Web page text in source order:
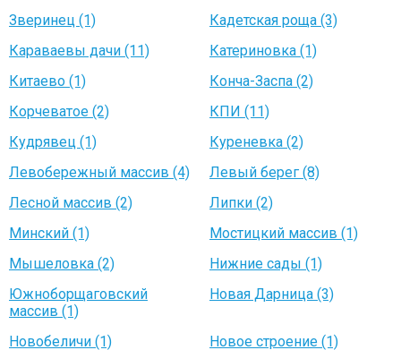
Зверинец (1)
Кадетская роща (3)
Караваевы дачи (11)
Катериновка (1)
Китаево (1)
Конча-Заспа (2)
Корчеватое (2)
КПИ (11)
Кудрявец (1)
Куреневка (2)
Левобережный массив (4)
Левый берег (8)
Лесной массив (2)
Липки (2)
Минский (1)
Мостицкий массив (1)
Мышеловка (2)
Нижние сады (1)
Южноборщаговский
массив (1)
Новая Дарница (3)
Новобеличи (1) Новое строение (1)